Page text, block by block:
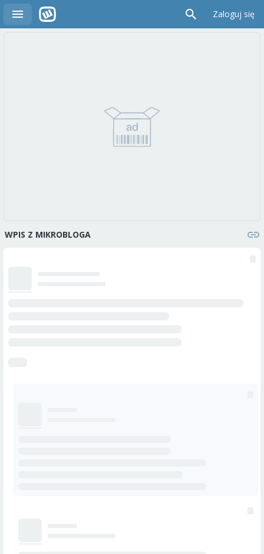
Zaloguj się
WPIS Z MIKROBLOGA